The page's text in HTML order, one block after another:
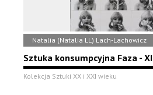
Natalia (Natalia LL) Lach-Lachowicz
Sztuka konsumpcyjna Faza - XI
Kolekcja Sztuki XX i XXI wieku